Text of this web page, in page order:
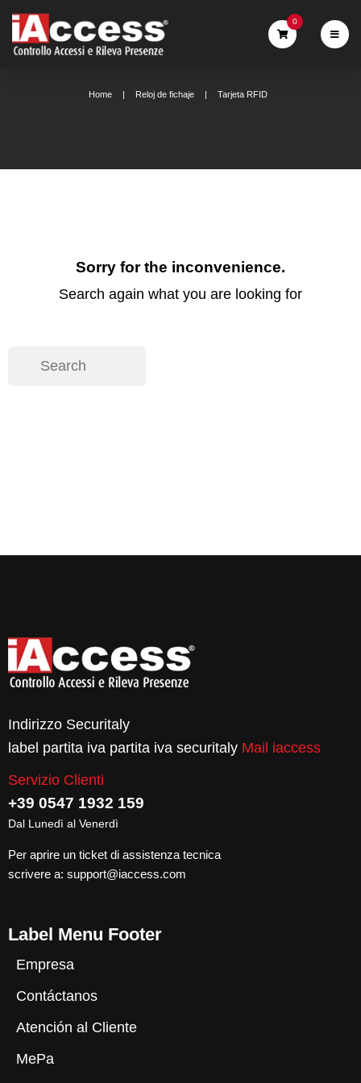
0
Home Reloj de fichaje Tarjeta RFID
Sorry for the inconvenience.
Search again what you are looking for
Indirizzo Securitaly
label partita iva partita iva securitaly Mail iaccess
Servizio Clienti
+39 0547 1932 159
Dal Lunedì al Venerdì
Per aprire un ticket di assistenza tecnica
scrivere a: support@iaccess.com
Label Menu Footer
Empresa
Contáctanos
Atención al Cliente
MePa